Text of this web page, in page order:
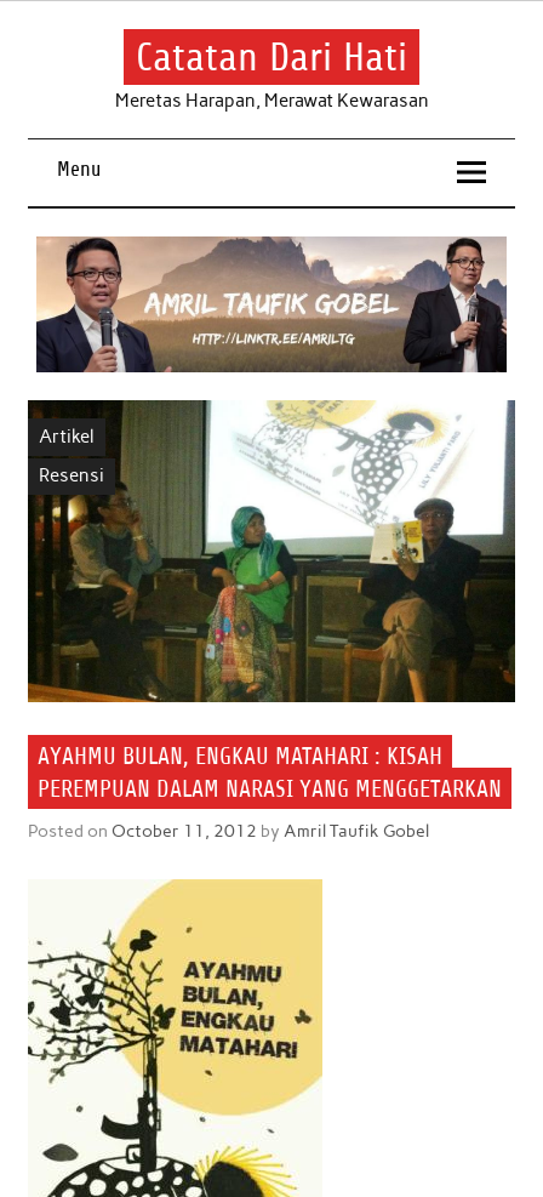
Skip
Catatan Dari Hati
Meretas Harapan, Merawat Kewarasan
Menu
Artikel
Resensi
AYAHMU BULAN, ENGKAU MATAHARI : KISAH
PEREMPUAN DALAM NARASI YANG MENGGETARKAN
Posted on October 11, 2012 by Amril Taufik Gobel